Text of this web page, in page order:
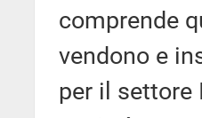
comprende
vendono e
per il settore